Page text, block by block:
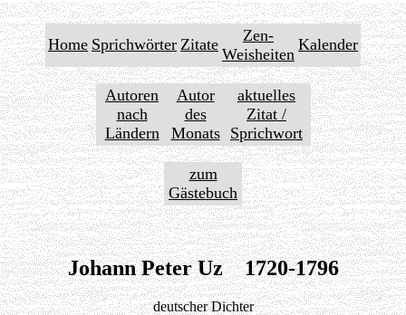
Home Sprichwörter Zitate
Zen-
Weisheiten
Kalender
Autoren
nach
Ländern
Autor
des
Monats
aktuelles
Zitat /
Sprichwort
zum
Gästebuch
Johann Peter Uz 1720-1796
deutscher Dichter